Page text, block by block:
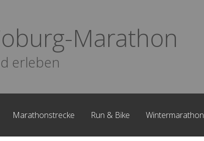
Marathon
erleben
Marathonstrecke Run & Bike Wintermarathon